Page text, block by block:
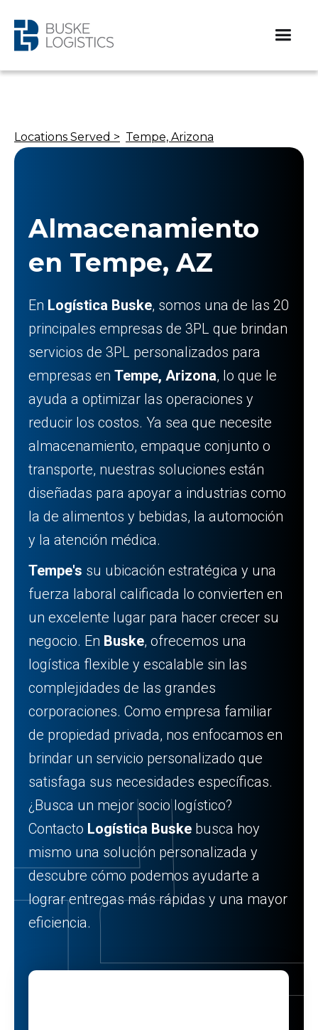
Locations Served > Tempe, Arizona
Almacenamiento
en Tempe, AZ
En Logística Buske, somos una de las 20
principales empresas de 3PL que brindan
servicios de 3PL personalizados para
empresas en Tempe, Arizona, lo que le
ayuda a optimizar las operaciones y
reducir los costos. Ya sea que necesite
almacenamiento, empaque conjunto o
transporte, nuestras soluciones están
diseñadas para apoyar a industrias como
la de alimentos y bebidas, la automoción
y la atención médica.
Tempe's su ubicación estratégica y una
fuerza laboral calificada lo convierten en
un excelente lugar para hacer crecer su
negocio. En Buske, ofrecemos una
logística flexible y escalable sin las
complejidades de las grandes
corporaciones. Como empresa familiar
de propiedad privada, nos enfocamos en
brindar un servicio personalizado que
satisfaga sus necesidades específicas.
¿Busca un mejor socio logístico?
Contacto Logística Buske busca hoy
mismo una solución personalizada y
descubre cómo podemos ayudarte a
lograr entregas más rápidas y una mayor
eficiencia.